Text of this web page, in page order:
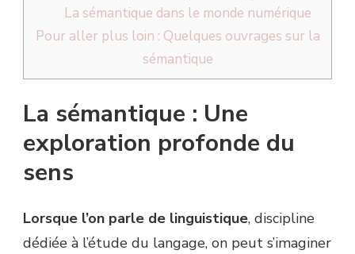
La sémantique dans le monde numérique
Pour aller plus loin : Quelques ouvrages sur la
sémantique
La sémantique : Une
exploration profonde du
sens
Lorsque l’on parle de linguistique, discipline
dédiée à l’étude du langage, on peut s’imaginer